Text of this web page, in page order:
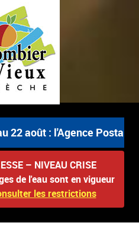
22 août : l'Agence Postale
– NIVEAU CRISE
de l'eau sont en vigueur
les restrictions